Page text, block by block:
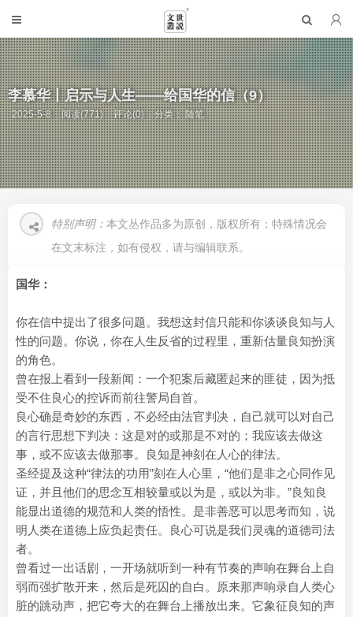
李慕华丨启示与人生——给国华的信（9）
2025-5-8 阅读(771) 评论(0) 分类：随笔
特别声明： 本文丛作品多为原创，版权所有；特殊情况会
在文末标注，如有侵权，请与编辑联系。
国华：
你在信中提出了很多问题。我想这封信只能和你谈谈良知与人
性的问题。你说，你在人生反省的过程里，重新估量良知扮演
的角色。
曾在报上看到一段新闻：一个犯案后藏匿起来的匪徒，因为抵
受不住良心的控诉而前往警局自首。
良心确是奇妙的东西，不必经由法官判决，自己就可以对自己
的言行思想下判决：这是对的或那是不对的；我应该去做这
事，或不应该去做那事。良知是神刻在人心的律法。
圣经提及这种“律法的功用”刻在人心里，“他们是非之心同作见
证，并且他们的思念互相较量或以为是，或以为非。”良知良
能显出道德的规范和人类的悟性。是非善恶可以思考而知，说
明人类在道德上应负起责任。良心可说是我们灵魂的道德司法
者。
曾看过一出话剧，一开场就听到一种有节奏的声响在舞台上自
弱而强扩散开来，然后是死囚的自白。原来那声响录自人类心
脏的跳动声，把它夸大的在舞台上播放出来。它象征良知的声